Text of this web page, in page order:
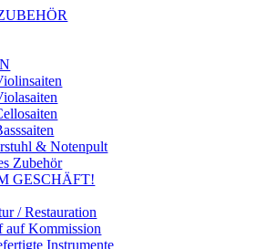
& Notenpult
Zubehör
GESCHÄFT!
/ Restauration
auf Kommission
Instrumente